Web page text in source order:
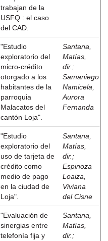
trabajan de la
USFQ : el caso
del CAD.
"Estudio
exploratorio del
micro-crédito
otorgado a los
habitantes de la
parroquia
Malacatos del
cantón Loja".
Santana,
Matías,
dir. ;
Samaniego
Namicela,
Aurora
Fernanda
"Estudio
exploratorio del
uso de tarjeta de
crédito como
medio de pago
en la ciudad de
Loja".
Santana,
Matías,
dir. ;
Espinoza
Loaiza,
Viviana
del Cisne
"Evaluación de
sinergias entre
telefonía fija y
Santana,
Matías,
dir. ;